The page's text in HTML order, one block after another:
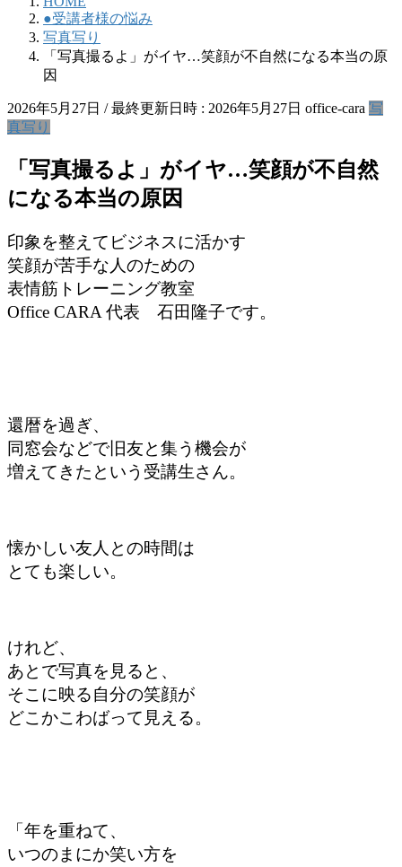
●受講者様の悩み
写真写り
「写真撮るよ」がイヤ…笑顔が不自然になる本当の原
因
2026年5月27日 / 最終更新日時 : 2026年5月27日 office-cara 写
真写り
「写真撮るよ」がイヤ…笑顔が不自然
になる本当の原因
印象を整えてビジネスに活かす
笑顔が苦手な人のための
表情筋トレーニング教室
Office CARA 代表 石田隆子です。
還暦を過ぎ、
同窓会などで旧友と集う機会が
増えてきたという受講生さん。
懐かしい友人との時間は
とても楽しい。
けれど、
あとで写真を見ると、
そこに映る自分の笑顔が
どこかこわばって見える。
「年を重ねて、
いつのまにか笑い方を